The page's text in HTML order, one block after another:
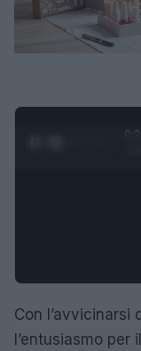
Con l’avvicinarsi
l’entusiasmo per il